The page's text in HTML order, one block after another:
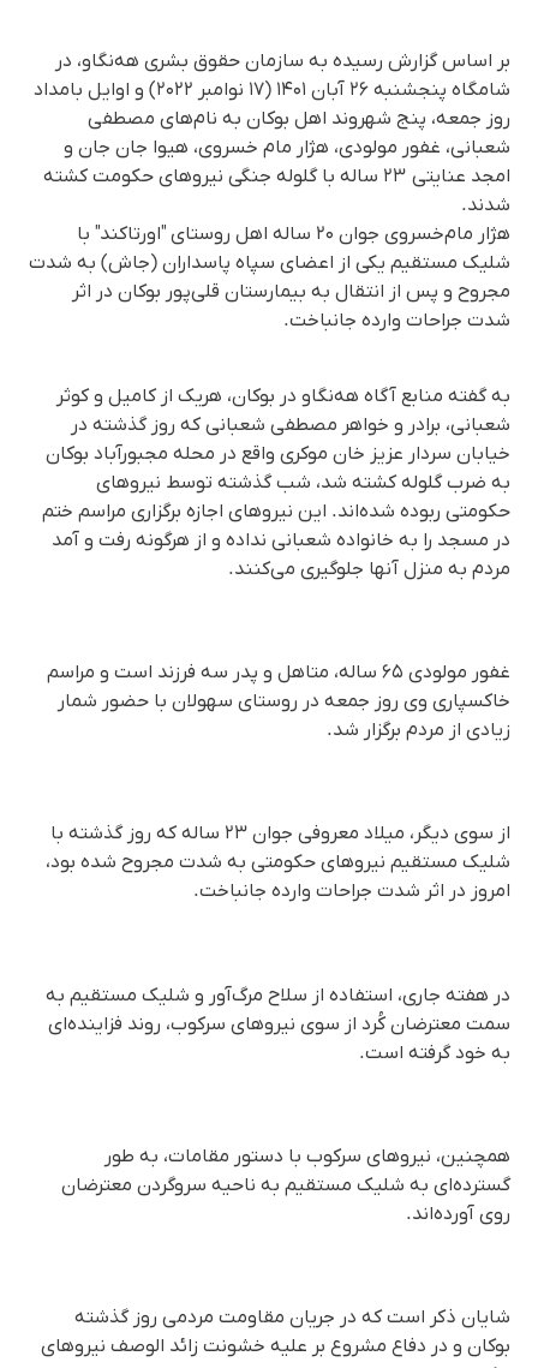
بر اساس گزارش رسیده به سازمان حقوق بشری هه‌نگاو، در
شامگاه پنجشنبه ٢۶ آبان ۱۴۰۱ (۱۷ نوامبر ۲۰۲۲) و اوایل بامداد
روز جمعه، پنج شهروند اهل بوکان به نام‌های مصطفی
شعبانی، غفور مولودی، هژار مام خسروی، هیوا جان جان و
امجد عنایتی ۲۳ ساله با گلوله جنگی نیروهای حکومت کشته
شدند.
هژار مام‌خسروی جوان ۲۰ ساله اهل روستای "اورتاکند" با
شلیک مستقیم یکی از اعضای سپاه پاسداران (جاش) به شدت
مجروح و پس از انتقال به بیمارستان قلی‌پور بوکان در اثر
شدت جراحات وارده جانباخت.
به گفته منابع آگاه هه‌نگاو در بوکان، هریک از کامیل و کوثر
شعبانی، برادر و خواهر مصطفی شعبانی که روز گذشته در
خیابان سردار عزیز خان موکری واقع در محله مجبورآباد بوکان
به ضرب گلوله کشته شد، شب گذشته توسط نیروهای
حکومتی ربوده شده‌اند. این نیروهای اجازه برگزاری مراسم ختم
در مسجد را به خانواده شعبانی نداده و از هرگونه رفت و آمد
مردم به منزل آنها جلوگیری می‌کنند.
غفور مولودی ۶۵ ساله، متاهل و پدر سه فرزند است و مراسم
خاکسپاری وی روز جمعه در روستای سهولان با حضور شمار
زیادی از مردم برگزار شد.
از سوی دیگر، میلاد معروفی جوان ۲۳ ساله که روز گذشته با
شلیک مستقیم نیروهای حکومتی به شدت مجروح شده بود،
امروز در اثر شدت جراحات وارده جانباخت.
در هفته جاری، استفاده از سلاح مرگ‌آور و شلیک مستقیم به
سمت معترضان کُرد از سوی نیروهای سرکوب، روند فزاینده‌ای
به خود گرفته است.
همچنین، نیروهای سرکوب با دستور مقامات، به طور
گسترده‌ای به شلیک مستقیم به ناحیه سروگردن معترضان
روی آورده‌اند.
شایان ذکر است که در جریان مقاومت مردمی روز گذشته
بوکان و در دفاع مشروع بر علیه خشونت زائد الوصف نیروهای